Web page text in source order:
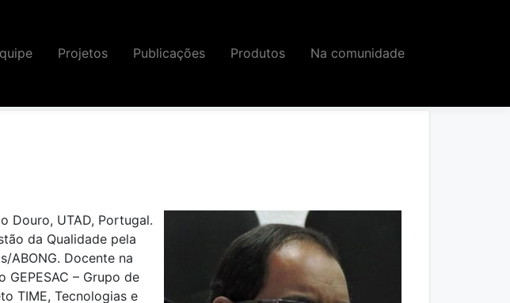
a educação, a sociedade e a tecnologia por meio de pesquisas e
da sociedade."
Projetos Publicações Produtos Na comunidade
Douro, UTAD, Portugal.
da Qualidade pela
ABONG. Docente na
– Grupo de
TIME, Tecnologias e